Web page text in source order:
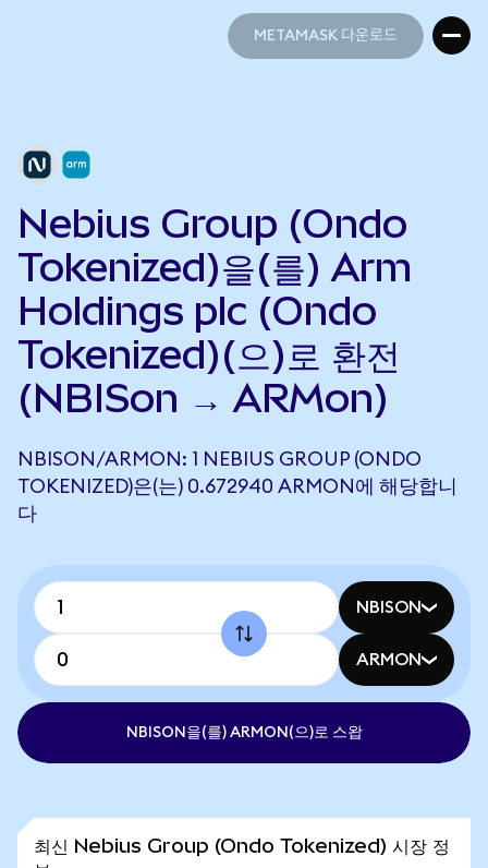
METAMASK 다운로드
Nebius Group (Ondo
Tokenized)을(를) Arm
Holdings plc (Ondo
Tokenized)(으)로 환전
(NBISon → ARMon)
NBISON/ARMON: 1 NEBIUS GROUP (ONDO
TOKENIZED)은(는) 0.672940 ARMON에 해당합니
다
NBISON
ARMON
NBISON을(를) ARMON(으)로 스왑
최신 Nebius Group (Ondo Tokenized) 시장 정